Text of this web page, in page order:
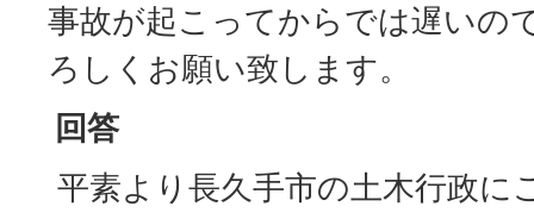
事故が起こってからでは遅いの
ろしくお願い致します。
回答
平素より長久手市の土木行政に